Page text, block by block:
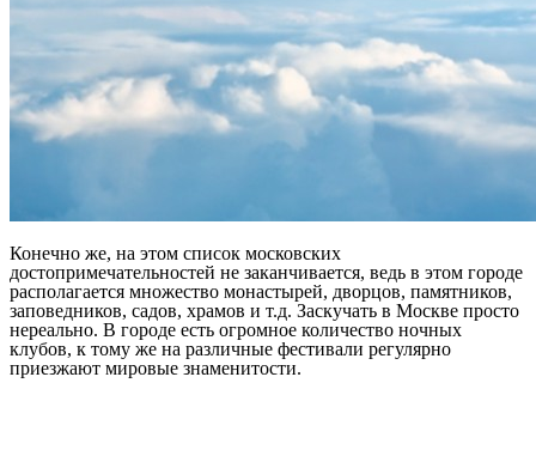
Конечно же, на этом список московских
достопримечательностей не заканчивается, ведь в этом городе
располагается множество монастырей, дворцов, памятников,
заповедников, садов, храмов и т.д. Заскучать в Москве просто
нереально. В городе есть огромное количество ночных
клубов, к тому же на различные фестивали регулярно
приезжают мировые знаменитости.